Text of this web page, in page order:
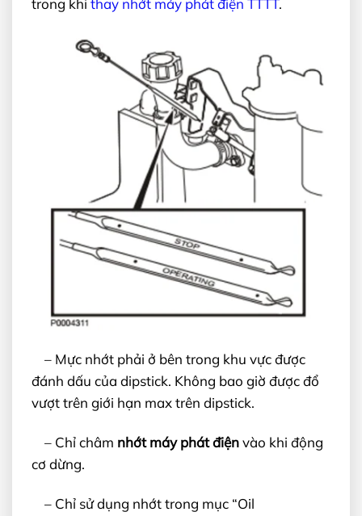
trong khi thay nhớt máy phát điện TTTT.
– Mực nhớt phải ở bên trong khu vực được
đánh dấu của dipstick. Không bao giờ được đổ
vượt trên giới hạn max trên dipstick.
– Chỉ châm nhớt máy phát điệnvào khi động
cơ dừng.
– Chỉ sử dụng nhớt trong mục “Oil